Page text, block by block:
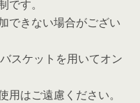
す。
きない場合がござい
ケットを用いてオン
はご遠慮ください。